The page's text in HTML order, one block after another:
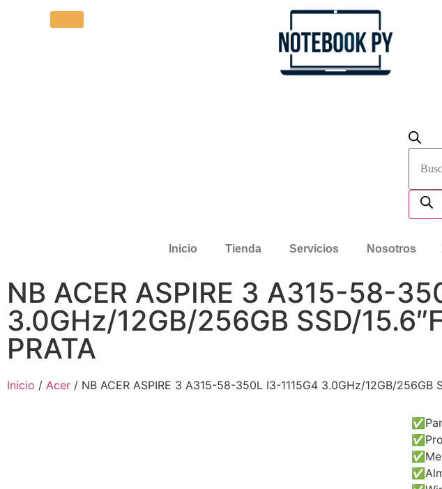
Inicio Tienda Servicios Nosotros
NB ACER ASPIRE 3 A315-58-
3.0GHz/12GB/256GB SSD/
PRATA
Inicio / Acer / NB ACER ASPIRE 3 A315-58-350L I3-1115G4 3.0GHz/12GB/256GB